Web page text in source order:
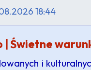
18:44
| Świetne
i